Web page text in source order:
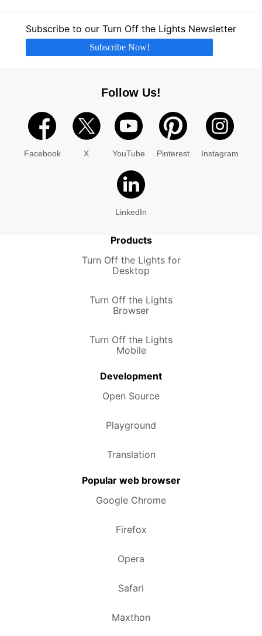
Subscribe to our Turn Off the Lights Newsletter
Subscribe Now!
Follow Us!
Facebook X YouTube Pinterest Instagram
LinkedIn
Products
Turn Off the Lights for
Desktop
Turn Off the Lights
Browser
Turn Off the Lights
Mobile
Development
Open Source
Playground
Translation
Popular web browser
Google Chrome
Firefox
Opera
Safari
Maxthon